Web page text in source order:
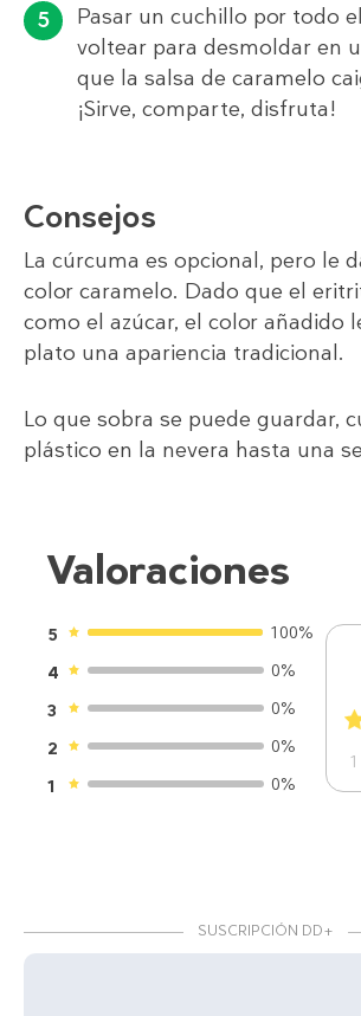
Pasar un cuchillo por todo
voltear para desmoldar en
que la salsa de caramelo
¡Sirve, comparte, disfruta!
Consejos
La cúrcuma es opcional, pero le
color caramelo. Dado que el
como el azúcar, el color añadido
plato una apariencia tradicional.
Lo que sobra se puede guardar,
plástico en la nevera hasta una
Valoraciones
5
100%
4
0%
3
0%
2
0%
1
0%
1
1
SUSCRIPCIÓN DD+